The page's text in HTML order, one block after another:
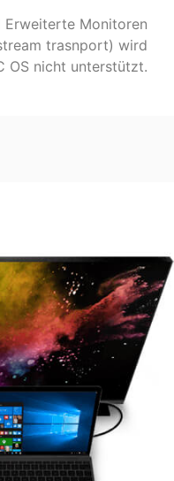
Erweiterte Monitoren
trasnport) wird
OS nicht unterstützt.